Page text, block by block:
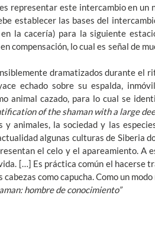
representar este intercambio en un
establecer las bases del
la cacería) para la siguiente
compensación, lo cual es señal de
dramatizados durante el
echado sobre su espalda,
animal cazado, para lo cual se
of the shaman with a large
y animales, la sociedad y las
algunas culturas de Siberia
el celo y el apareamiento. A
[…] Es práctica común el hacerse
como capucha. Como un modo
hombre de conocimiento”